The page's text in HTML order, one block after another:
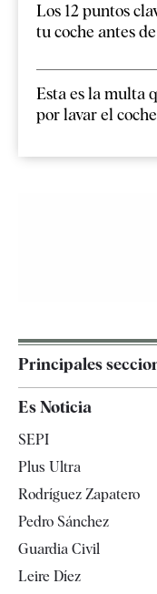
Los 12 puntos
tu coche antes
Esta es la multa
por lavar el
Principales
España
Televisión
Es Noticia
SEPI
Plus Ultra
Rodríguez Zapatero
Pedro Sánchez
Guardia Civil
Leire Díez